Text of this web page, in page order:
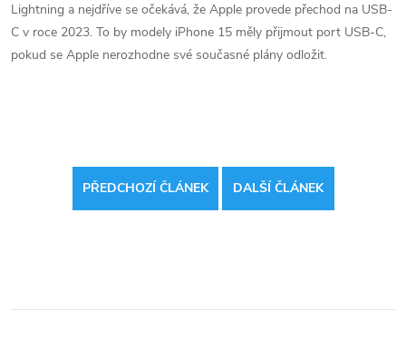
Lightning a nejdříve se očekává, že Apple provede přechod na USB-
C v roce 2023. To by modely iPhone 15 měly přijmout port USB-C,
pokud se Apple nerozhodne své současné plány odložit.
PŘEDCHOZÍ ČLÁNEK DALŠÍ ČLÁNEK